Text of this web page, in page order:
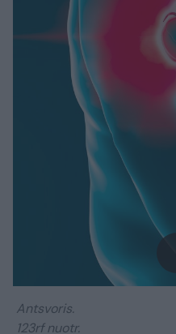
Antsvoris.
123rf nuotr.